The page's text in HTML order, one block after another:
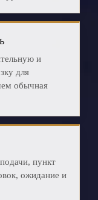
и
для
обычная
пункт
ожидание и